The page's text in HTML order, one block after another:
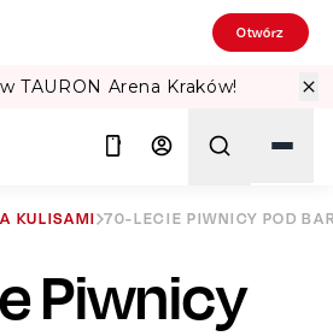
Otwórz
Sprawdź Teatralne Lato
Szukaj
KULISAMI 70-LECIE PIWNICY POD
Piwnicy